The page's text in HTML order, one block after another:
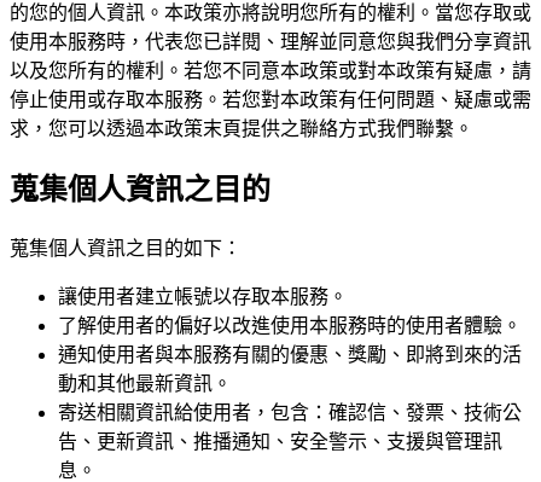
的您的個人資訊。本政策亦將說明您所有的權利。當您存取或
使用本服務時，代表您已詳閱、理解並同意您與我們分享資訊
以及您所有的權利。若您不同意本政策或對本政策有疑慮，請
停止使用或存取本服務。若您對本政策有任何問題、疑慮或需
求，您可以透過本政策末頁提供之聯絡方式我們聯繫。
蒐集個人資訊之目的
蒐集個人資訊之目的如下：
讓使用者建立帳號以存取本服務。
了解使用者的偏好以改進使用本服務時的使用者體驗。
通知使用者與本服務有關的優惠、獎勵、即將到來的活
動和其他最新資訊。
寄送相關資訊給使用者，包含：確認信、發票、技術公
告、更新資訊、推播通知、安全警示、支援與管理訊
息。